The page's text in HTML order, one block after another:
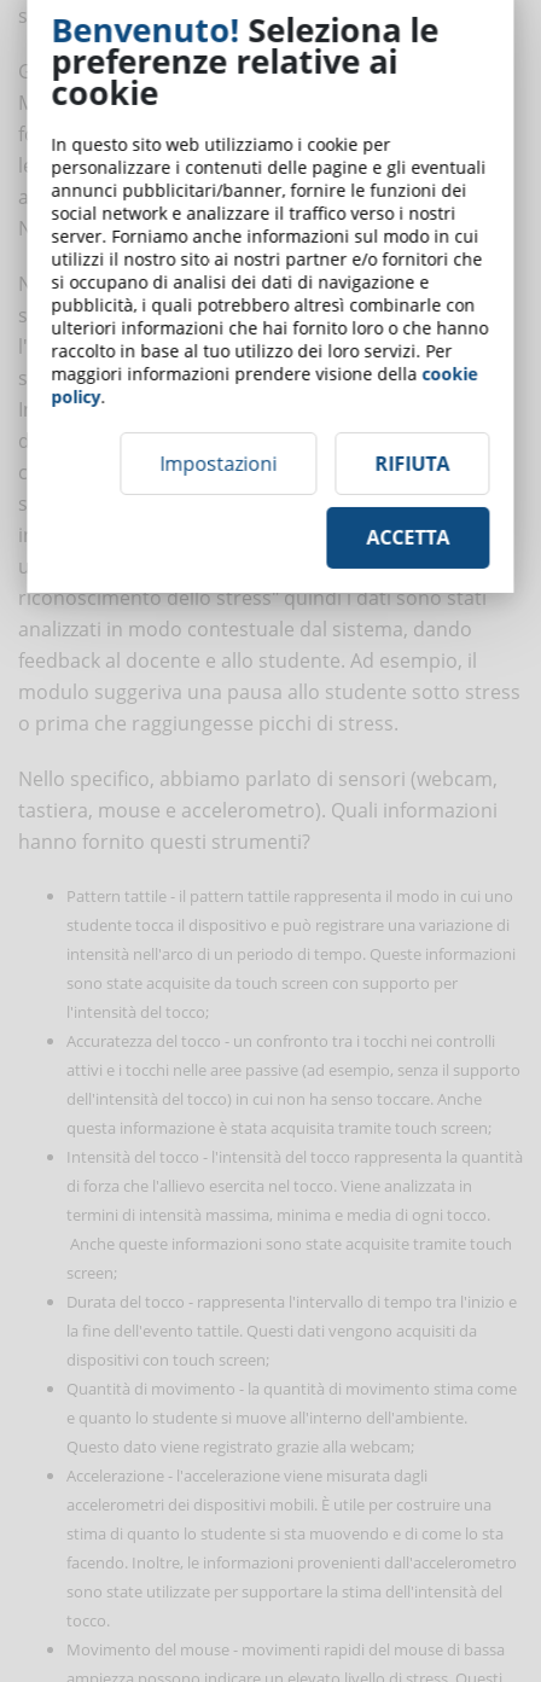
sia efficace e di successo.
Gli LMS (nella ricerca citata è stato preso in esame
Moodle) hanno un grande successo, tuttavia la loro
forza non è quella di tenere in grande considerazione
le
questioni affettivee della determinazione ad
apprendere dei corsisti (Rodrigues, Fdez-Riverola e
Novais, 2011).
Nel recente studio di cui trattiamo, la rilevazione dello
stress è stata possibile grazie ad un sensore,
l'accelerometro, ampiamente disponibile negli
smartphone e nei tablet.
In particolare, ogni studente ha interagito con Moodle
dal proprio ambiente reale mentre frequentava un
corso. I dispositivi usati da ognuno erano dotati di
sensori che acquisivano informazioni in modo non
intrusivo. Queste informazioni venivano registrate in
un modulo apposito, definito "modulo di
riconoscimento dello stress" quindi i dati sono stati
analizzati in modo contestuale dal sistema, dando
feedback al docente e allo studente. Ad esempio, il
modulo suggeriva una pausa allo studente sotto stress
o prima che raggiungesse picchi di stress.
Nello specifico, abbiamo parlato di sensori (webcam,
tastiera, mouse e accelerometro). Quali informazioni
hanno fornito questi strumenti?
Pattern tattile - il pattern tattile rappresenta il modo in cui uno
studente tocca il dispositivo e può registrare una variazione di
intensità nell'arco di un periodo di tempo. Queste informazioni
sono state acquisite da touch screen con supporto per
l'intensità del tocco;
Accuratezza del tocco - un confronto tra i tocchi nei controlli
attivi e i tocchi nelle aree passive (ad esempio, senza il supporto
dell'intensità del tocco) in cui non ha senso toccare. Anche
questa informazione è stata acquisita tramite touch screen;
Intensità del tocco - l'intensità del tocco rappresenta la quantità
di forza che l'allievo esercita nel tocco. Viene analizzata in
termini di intensità massima, minima e media di ogni tocco.
Anche queste informazioni sono state acquisite tramite touch
screen;
Durata del tocco - rappresenta l'intervallo di tempo tra l'inizio e
la fine dell'evento tattile. Questi dati vengono acquisiti da
dispositivi con touch screen;
Quantità di movimento - la quantità di movimento stima come
e quanto lo studente si muove all'interno dell'ambiente.
Questo dato viene registrato grazie alla webcam;
Accelerazione - l'accelerazione viene misurata dagli
accelerometri dei dispositivi mobili. È utile per costruire una
stima di quanto lo studente si sta muovendo e di come lo sta
facendo. Inoltre, le informazioni provenienti dall'accelerometro
sono state utilizzate per supportare la stima dell'intensità del
tocco.
Movimento del mouse - movimenti rapidi del mouse di bassa
Benvenuto! Seleziona le
preferenze relative ai
cookie
In questo sito web utilizziamo i cookie per
personalizzare i contenuti delle pagine e gli eventuali
annunci pubblicitari/banner, fornire le funzioni dei
social network e analizzare il traffico verso i nostri
server. Forniamo anche informazioni sul modo in cui
utilizzi il nostro sito ai nostri partner e/o fornitori che
si occupano di analisi dei dati di navigazione e
pubblicità, i quali potrebbero altresì combinarle con
ulteriori informazioni che hai fornito loro o che hanno
raccolto in base al tuo utilizzo dei loro servizi. Per
maggiori informazioni prendere visione dellacookie
policy.
Impostazioni RIFIUTA
ACCETTA